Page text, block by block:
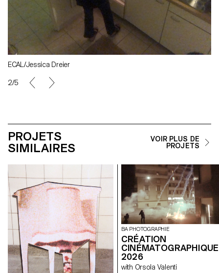
ECAL/Jessica Dreier
2/5
PROJETS
SIMILAIRES
VOIR PLUS DE
PROJETS
BA PHOTOGRAPHIE
CRÉATION
2026
with Orsola Valenti